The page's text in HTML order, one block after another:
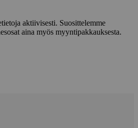
aktiivisesti. Suosittelemme
aina myös myyntipakkauksesta.